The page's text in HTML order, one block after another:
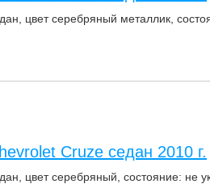
цвет серебряный металлик,
Cruze седан 2010 г.
цвет серебряный, состояние: не